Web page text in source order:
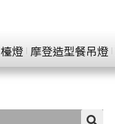
檯燈 摩登造型餐吊燈